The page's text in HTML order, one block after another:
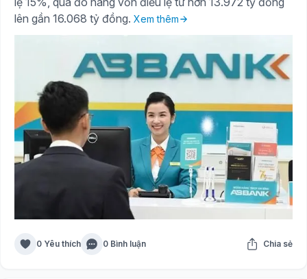
lên gần 16.068 tỷ đồng. Xem thêm
0 Yêu thích 0 Bình luận Chia sẻ